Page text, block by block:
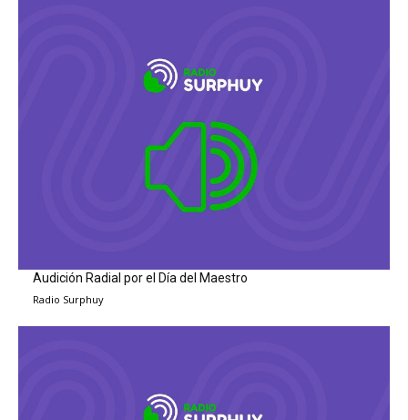
Audición Radial por el Día del Maestro
Radio Surphuy